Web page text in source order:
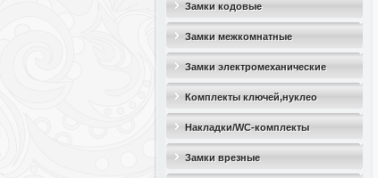
Замки кодовые
Замки межкомнатные
Замки электромеханические
Комплекты ключей,нуклео
Накладки/WC-комплекты
Замки врезные